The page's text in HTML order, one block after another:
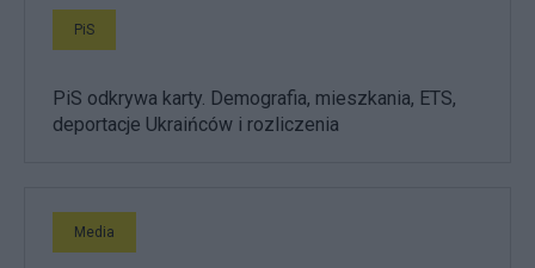
PiS
PiS odkrywa karty. Demografia, mieszkania, ETS,
deportacje Ukraińców i rozliczenia
Media